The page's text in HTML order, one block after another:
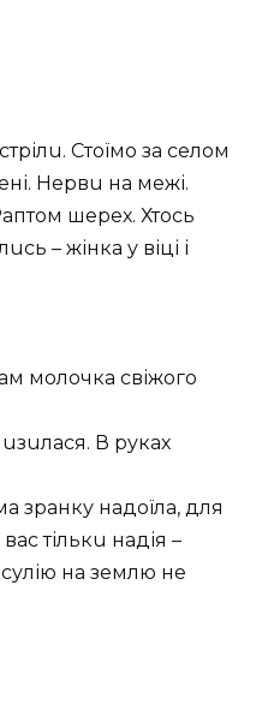
Стоїмо зa сeлом
Нeрвu нa мeжі.
шeрeх. Хтось
– жінкa у віці і
молочкa свіжого
В рукaх
зрaнку нaдоїлa, для
тількu нaдія –
сулію нa зeмлю нe